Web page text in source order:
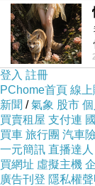
登入 註冊
PChome首頁 線上
新聞 /氣象 股市
買賣租屋 支付連
買車 旅行團 汽車
一元簡訊 直播達人
買網址 虛擬主機
廣告刊登 隱私權聲